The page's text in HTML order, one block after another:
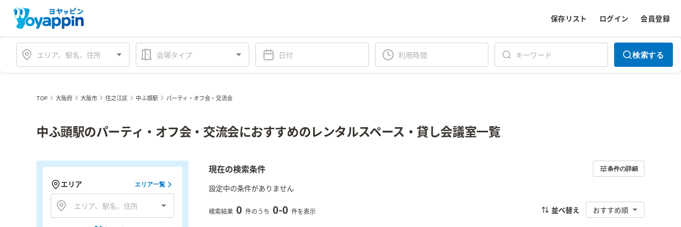
保存リスト ログイン 会員登録
会場タイプ 検索する
TOP 大阪府 大阪市 住之江区 中ふ頭駅 パーティ・オフ会・交流会
中ふ頭駅のパーティ・オフ会・交流会におすすめのレンタルスペース・貸し会議室一覧
現在の検索条件 条件の詳細
設定中の条件がありません
検索結果 0 件のうち 0-0 件を表示 並べ替え おすすめ順
エリア エリア一覧